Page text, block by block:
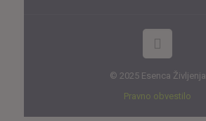
© 2025 Esenca Življenja
Pravno obvestilo